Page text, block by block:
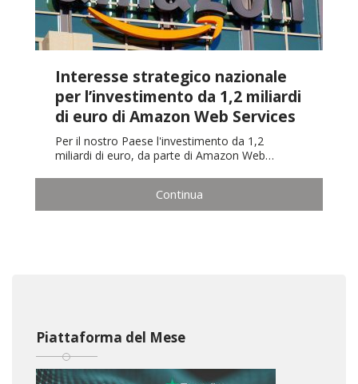
Interesse strategico nazionale
per l’investimento da 1,2 miliardi
di euro di Amazon Web Services
Per il nostro Paese l'investimento da 1,2
miliardi di euro, da parte di Amazon Web…
Continua
Piattaforma del Mese